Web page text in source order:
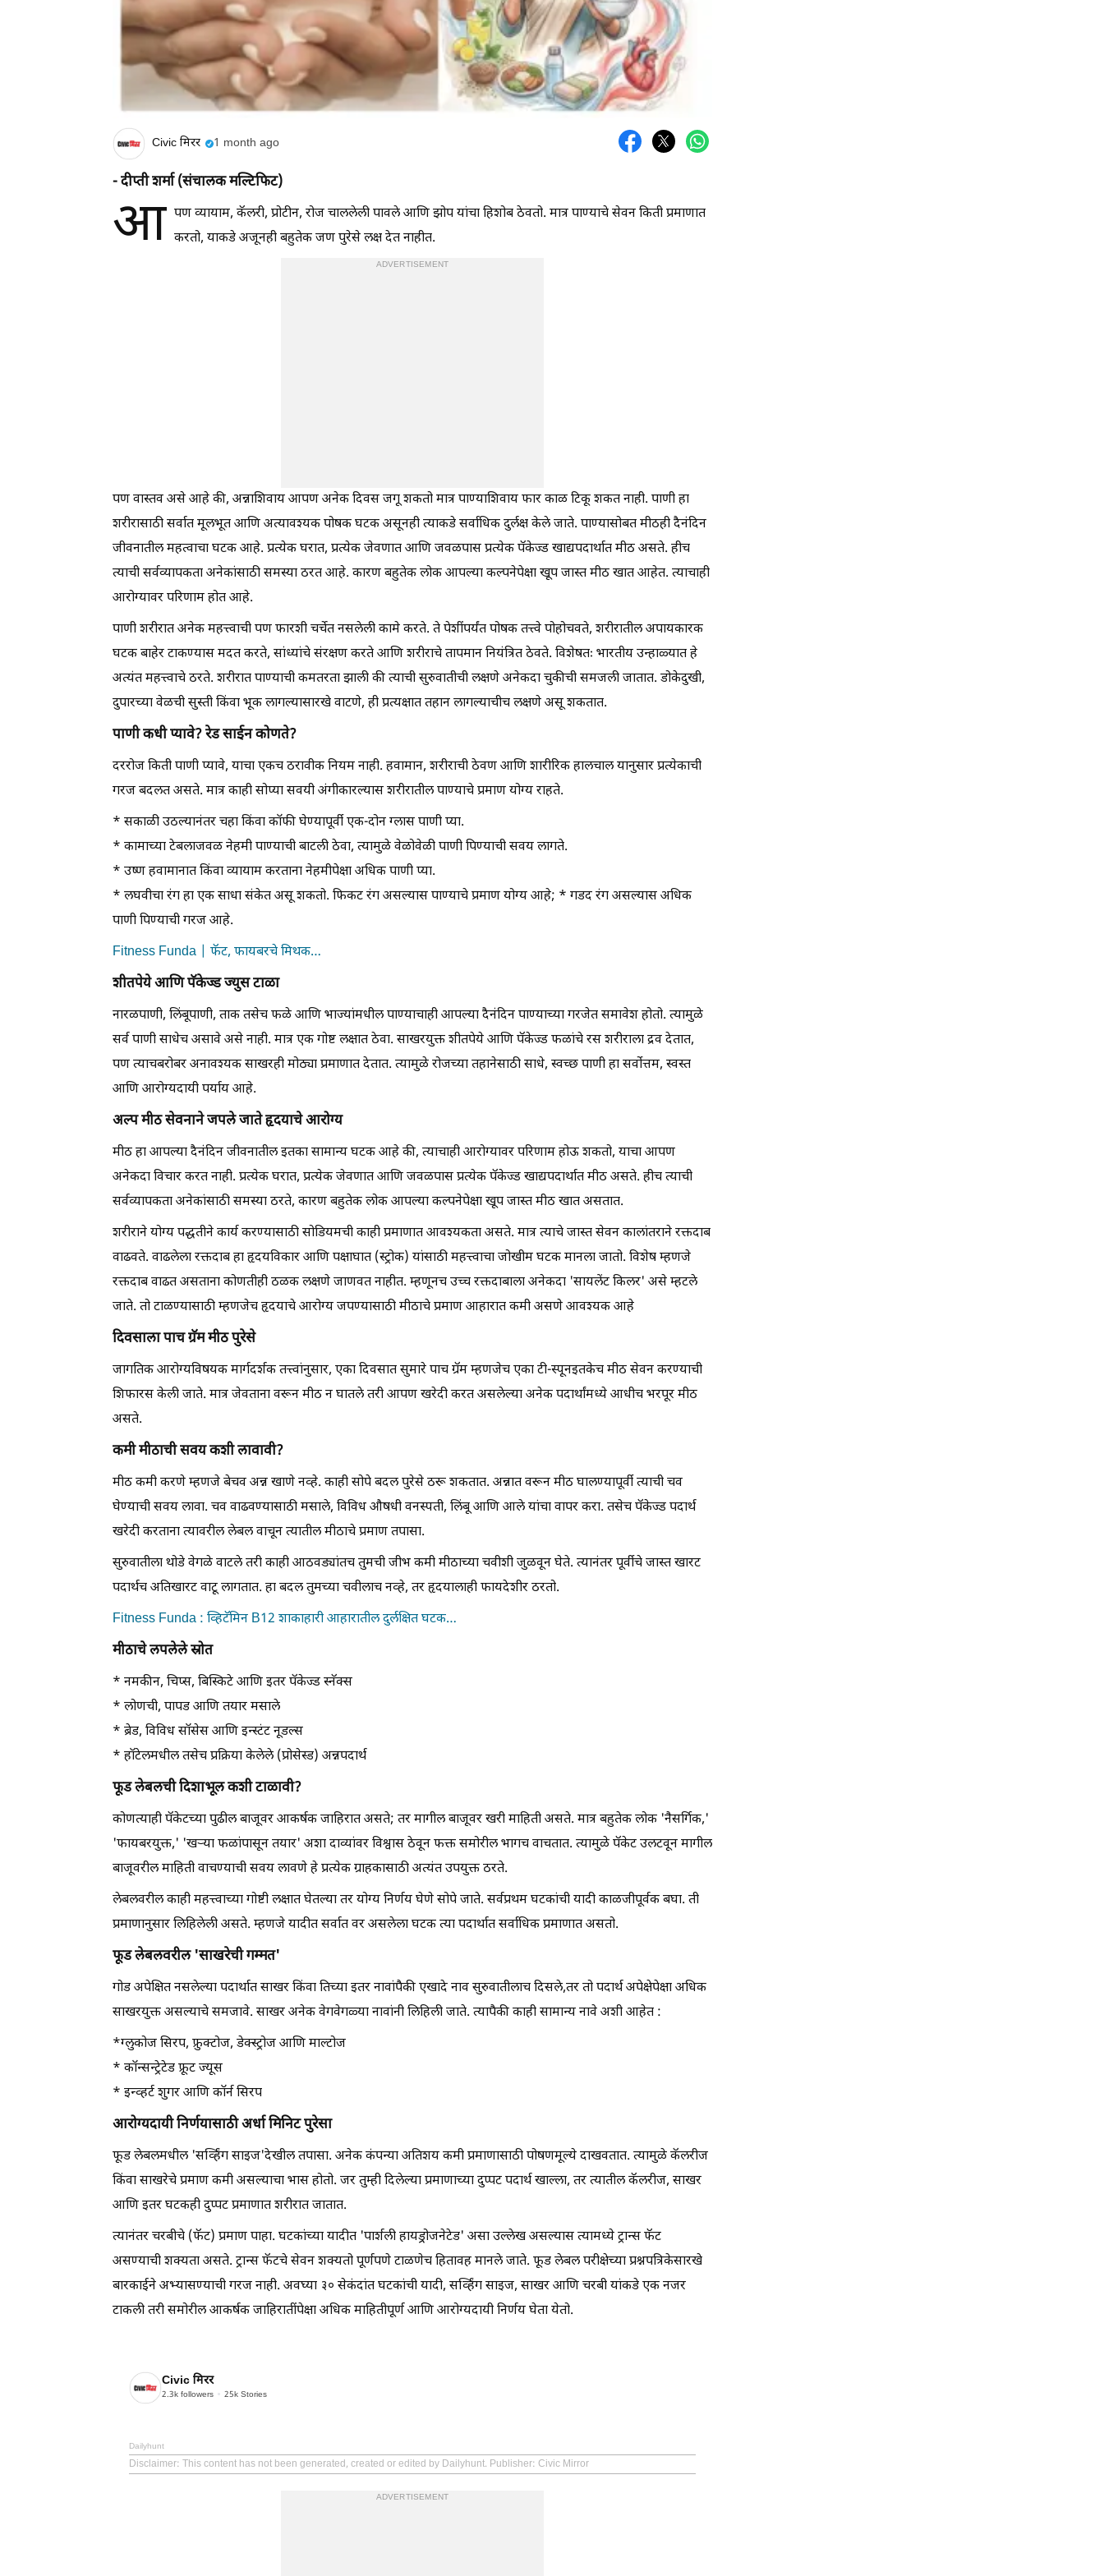
Civic मिरर 1 month ago
- दीप्ती शर्मा (संचालक मल्टिफिट)
आ पण व्यायाम, कॅलरी, प्रोटीन, रोज चाललेली पावले आणि झोप यांचा हिशोब ठेवतो. मात्र पाण्याचे सेवन किती प्रमाणात
करतो, याकडे अजूनही बहुतेक जण पुरेसे लक्ष देत नाहीत.
ADVERTISEMENT
पण वास्तव असे आहे की, अन्नाशिवाय आपण अनेक दिवस जगू शकतो मात्र पाण्याशिवाय फार काळ टिकू शकत नाही. पाणी हा
शरीरासाठी सर्वात मूलभूत आणि अत्यावश्यक पोषक घटक असूनही त्याकडे सर्वाधिक दुर्लक्ष केले जाते. पाण्यासोबत मीठही दैनंदिन
जीवनातील महत्वाचा घटक आहे. प्रत्येक घरात, प्रत्येक जेवणात आणि जवळपास प्रत्येक पॅकेज्ड खाद्यपदार्थात मीठ असते. हीच
त्याची सर्वव्यापकता अनेकांसाठी समस्या ठरत आहे. कारण बहुतेक लोक आपल्या कल्पनेपेक्षा खूप जास्त मीठ खात आहेत. त्याचाही
आरोग्यावर परिणाम होत आहे.
पाणी शरीरात अनेक महत्त्वाची पण फारशी चर्चेत नसलेली कामे करते. ते पेशींपर्यंत पोषक तत्त्वे पोहोचवते, शरीरातील अपायकारक
घटक बाहेर टाकण्यास मदत करते, सांध्यांचे संरक्षण करते आणि शरीराचे तापमान नियंत्रित ठेवते. विशेषतः भारतीय उन्हाळ्यात हे
अत्यंत महत्त्वाचे ठरते. शरीरात पाण्याची कमतरता झाली की त्याची सुरुवातीची लक्षणे अनेकदा चुकीची समजली जातात. डोकेदुखी,
दुपारच्या वेळची सुस्ती किंवा भूक लागल्यासारखे वाटणे, ही प्रत्यक्षात तहान लागल्याचीच लक्षणे असू शकतात.
पाणी कधी प्यावे? रेड साईन कोणते?
दररोज किती पाणी प्यावे, याचा एकच ठरावीक नियम नाही. हवामान, शरीराची ठेवण आणि शारीरिक हालचाल यानुसार प्रत्येकाची
गरज बदलत असते. मात्र काही सोप्या सवयी अंगीकारल्यास शरीरातील पाण्याचे प्रमाण योग्य राहते.
* सकाळी उठल्यानंतर चहा किंवा कॉफी घेण्यापूर्वी एक-दोन ग्लास पाणी प्या.
* कामाच्या टेबलाजवळ नेहमी पाण्याची बाटली ठेवा, त्यामुळे वेळोवेळी पाणी पिण्याची सवय लागते.
* उष्ण हवामानात किंवा व्यायाम करताना नेहमीपेक्षा अधिक पाणी प्या.
* लघवीचा रंग हा एक साधा संकेत असू शकतो. फिकट रंग असल्यास पाण्याचे प्रमाण योग्य आहे; * गडद रंग असल्यास अधिक
पाणी पिण्याची गरज आहे.
Fitness Funda | फॅट, फायबरचे मिथक…
शीतपेये आणि पॅकेज्ड ज्युस टाळा
नारळपाणी, लिंबूपाणी, ताक तसेच फळे आणि भाज्यांमधील पाण्याचाही आपल्या दैनंदिन पाण्याच्या गरजेत समावेश होतो. त्यामुळे
सर्व पाणी साधेच असावे असे नाही. मात्र एक गोष्ट लक्षात ठेवा. साखरयुक्त शीतपेये आणि पॅकेज्ड फळांचे रस शरीराला द्रव देतात,
पण त्याचबरोबर अनावश्यक साखरही मोठ्या प्रमाणात देतात. त्यामुळे रोजच्या तहानेसाठी साधे, स्वच्छ पाणी हा सर्वोत्तम, स्वस्त
आणि आरोग्यदायी पर्याय आहे.
अल्प मीठ सेवनाने जपले जाते हृदयाचे आरोग्य
मीठ हा आपल्या दैनंदिन जीवनातील इतका सामान्य घटक आहे की, त्याचाही आरोग्यावर परिणाम होऊ शकतो, याचा आपण
अनेकदा विचार करत नाही. प्रत्येक घरात, प्रत्येक जेवणात आणि जवळपास प्रत्येक पॅकेज्ड खाद्यपदार्थात मीठ असते. हीच त्याची
सर्वव्यापकता अनेकांसाठी समस्या ठरते, कारण बहुतेक लोक आपल्या कल्पनेपेक्षा खूप जास्त मीठ खात असतात.
शरीराने योग्य पद्धतीने कार्य करण्यासाठी सोडियमची काही प्रमाणात आवश्यकता असते. मात्र त्याचे जास्त सेवन कालांतराने रक्तदाब
वाढवते. वाढलेला रक्तदाब हा हृदयविकार आणि पक्षाघात (स्ट्रोक) यांसाठी महत्त्वाचा जोखीम घटक मानला जातो. विशेष म्हणजे
रक्तदाब वाढत असताना कोणतीही ठळक लक्षणे जाणवत नाहीत. म्हणूनच उच्च रक्तदाबाला अनेकदा 'सायलेंट किलर' असे म्हटले
जाते. तो टाळण्यासाठी म्हणजेच हृदयाचे आरोग्य जपण्यासाठी मीठाचे प्रमाण आहारात कमी असणे आवश्यक आहे
दिवसाला पाच ग्रॅम मीठ पुरेसे
जागतिक आरोग्यविषयक मार्गदर्शक तत्त्वांनुसार, एका दिवसात सुमारे पाच ग्रॅम म्हणजेच एका टी-स्पूनइतकेच मीठ सेवन करण्याची
शिफारस केली जाते. मात्र जेवताना वरून मीठ न घातले तरी आपण खरेदी करत असलेल्या अनेक पदार्थांमध्ये आधीच भरपूर मीठ
असते.
कमी मीठाची सवय कशी लावावी?
मीठ कमी करणे म्हणजे बेचव अन्न खाणे नव्हे. काही सोपे बदल पुरेसे ठरू शकतात. अन्नात वरून मीठ घालण्यापूर्वी त्याची चव
घेण्याची सवय लावा. चव वाढवण्यासाठी मसाले, विविध औषधी वनस्पती, लिंबू आणि आले यांचा वापर करा. तसेच पॅकेज्ड पदार्थ
खरेदी करताना त्यावरील लेबल वाचून त्यातील मीठाचे प्रमाण तपासा.
सुरुवातीला थोडे वेगळे वाटले तरी काही आठवड्यांतच तुमची जीभ कमी मीठाच्या चवीशी जुळवून घेते. त्यानंतर पूर्वीचे जास्त खारट
पदार्थच अतिखारट वाटू लागतात. हा बदल तुमच्या चवीलाच नव्हे, तर हृदयालाही फायदेशीर ठरतो.
Fitness Funda : व्हिटॅमिन B12 शाकाहारी आहारातील दुर्लक्षित घटक…
मीठाचे लपलेले स्रोत
* नमकीन, चिप्स, बिस्किटे आणि इतर पॅकेज्ड स्नॅक्स
* लोणची, पापड आणि तयार मसाले
* ब्रेड, विविध सॉसेस आणि इन्स्टंट नूडल्स
* हॉटेलमधील तसेच प्रक्रिया केलेले (प्रोसेस्ड) अन्नपदार्थ
फूड लेबलची दिशाभूल कशी टाळावी?
कोणत्याही पॅकेटच्या पुढील बाजूवर आकर्षक जाहिरात असते; तर मागील बाजूवर खरी माहिती असते. मात्र बहुतेक लोक 'नैसर्गिक,'
'फायबरयुक्त,' 'खऱ्या फळांपासून तयार' अशा दाव्यांवर विश्वास ठेवून फक्त समोरील भागच वाचतात. त्यामुळे पॅकेट उलटवून मागील
बाजूवरील माहिती वाचण्याची सवय लावणे हे प्रत्येक ग्राहकासाठी अत्यंत उपयुक्त ठरते.
लेबलवरील काही महत्त्वाच्या गोष्टी लक्षात घेतल्या तर योग्य निर्णय घेणे सोपे जाते. सर्वप्रथम घटकांची यादी काळजीपूर्वक बघा. ती
प्रमाणानुसार लिहिलेली असते. म्हणजे यादीत सर्वात वर असलेला घटक त्या पदार्थात सर्वाधिक प्रमाणात असतो.
फूड लेबलवरील 'साखरेची गम्मत'
गोड अपेक्षित नसलेल्या पदार्थात साखर किंवा तिच्या इतर नावांपैकी एखादे नाव सुरुवातीलाच दिसले,तर तो पदार्थ अपेक्षेपेक्षा अधिक
साखरयुक्त असल्याचे समजावे. साखर अनेक वेगवेगळ्या नावांनी लिहिली जाते. त्यापैकी काही सामान्य नावे अशी आहेत :
*ग्लुकोज सिरप, फ्रुक्टोज, डेक्स्ट्रोज आणि माल्टोज
* कॉन्सन्ट्रेटेड फ्रूट ज्यूस
* इन्व्हर्ट शुगर आणि कॉर्न सिरप
आरोग्यदायी निर्णयासाठी अर्धा मिनिट पुरेसा
फूड लेबलमधील 'सर्व्हिंग साइज'देखील तपासा. अनेक कंपन्या अतिशय कमी प्रमाणासाठी पोषणमूल्ये दाखवतात. त्यामुळे कॅलरीज
किंवा साखरेचे प्रमाण कमी असल्याचा भास होतो. जर तुम्ही दिलेल्या प्रमाणाच्या दुप्पट पदार्थ खाल्ला, तर त्यातील कॅलरीज, साखर
आणि इतर घटकही दुप्पट प्रमाणात शरीरात जातात.
त्यानंतर चरबीचे (फॅट) प्रमाण पाहा. घटकांच्या यादीत 'पार्शली हायड्रोजनेटेड' असा उल्लेख असल्यास त्यामध्ये ट्रान्स फॅट
असण्याची शक्यता असते. ट्रान्स फॅटचे सेवन शक्यतो पूर्णपणे टाळणेच हितावह मानले जाते. फूड लेबल परीक्षेच्या प्रश्नपत्रिकेसारखे
बारकाईने अभ्यासण्याची गरज नाही. अवघ्या ३० सेकंदांत घटकांची यादी, सर्व्हिंग साइज, साखर आणि चरबी यांकडे एक नजर
टाकली तरी समोरील आकर्षक जाहिरातींपेक्षा अधिक माहितीपूर्ण आणि आरोग्यदायी निर्णय घेता येतो.
Civic मिरर
2.3k followers 25k Stories
Dailyhunt
Disclaimer: This content has not been generated, created or edited by Dailyhunt. Publisher: Civic Mirror
ADVERTISEMENT